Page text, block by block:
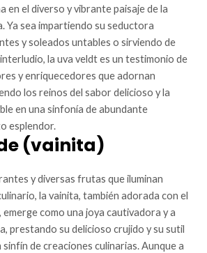
en el diverso y vibrante paisaje de la
Ya sea impartiendo su seductora
y soleados untables o sirviendo de
la uva veldt es un testimonio de
y enriquecedores que adornan
los reinos del sabor delicioso y la
en una sinfonía de abundante
esplendor.
(vainita)
y diversas frutas que iluminan
la vainita, también adorada con el
emerge como una joya cautivadora y a
prestando su delicioso crujido y su sutil
de creaciones culinarias. Aunque a